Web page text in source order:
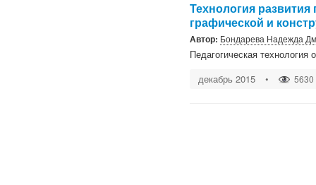
Технология
графической и
Автор: Бондарева Надежда
Педагогическая технология
декабрь 2015 • 5630